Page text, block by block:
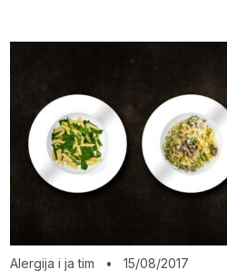
Alergija i ja tim •15/08/2017